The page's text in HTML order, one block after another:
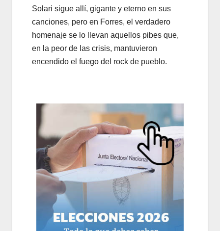
Solari sigue allí, gigante y eterno en sus
canciones, pero en Forres, el verdadero
homenaje se lo llevan aquellos pibes que,
en la peor de las crisis, mantuvieron
encendido el fuego del rock de pueblo.